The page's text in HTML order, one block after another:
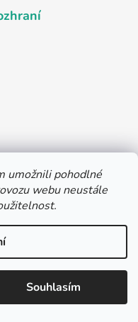
umožnili pohodlné
webu neustále
Souhlasím